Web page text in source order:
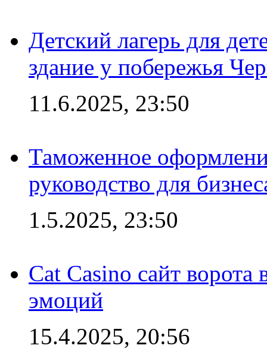
Детский лагерь для
здание у побережья
11.6.2025, 23:50
Таможенное
руководство для
1.5.2025, 23:50
Cat Casino сайт
эмоций
15.4.2025, 20:56